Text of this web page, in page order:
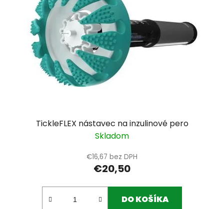
TickleFLEX nástavec na inzulinové pero
Skladom
€16,67 bez DPH
€20,50
DO KOŠÍKA